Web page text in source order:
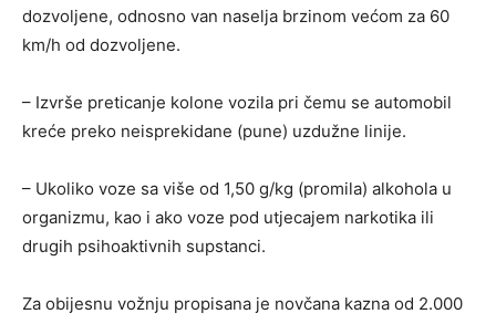
dozvoljene, odnosno van naselja brzinom većom za 60
km/h od dozvoljene.
– Izvrše preticanje kolone vozila pri čemu se automobil
kreće preko neisprekidane (pune) uzdužne linije.
– Ukoliko voze sa više od 1,50 g/kg (promila) alkohola u
organizmu, kao i ako voze pod utjecajem narkotika ili
drugih psihoaktivnih supstanci.
Za obijesnu vožnju propisana je novčana kazna od 2.000